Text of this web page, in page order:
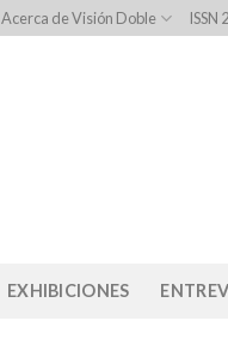
Acerca de Visión Doble ISSN
EXHIBICIONES